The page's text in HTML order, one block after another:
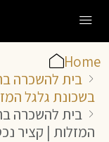
Home
בשכונת גלגל
המזלות | קציר